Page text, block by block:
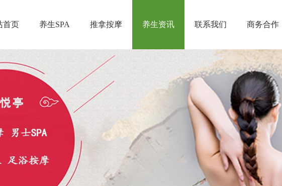
首页 养生SPA 推拿按摩 养生资讯 联系我们 商务合作